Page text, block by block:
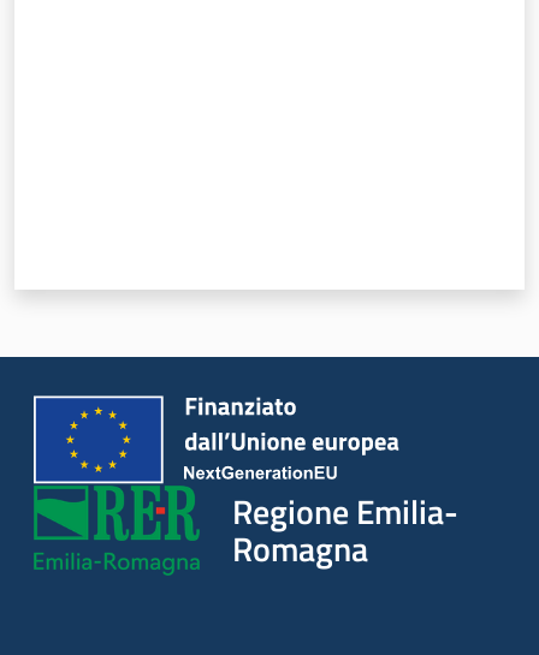
Argomenti
Regione Emilia-
Romagna